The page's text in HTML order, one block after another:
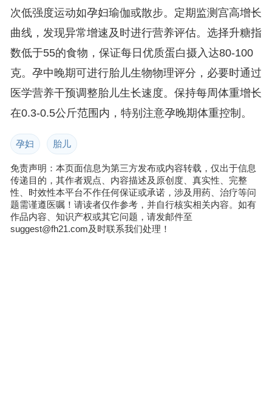
次低强度运动如孕妇瑜伽或散步。定期监测宫高增长
曲线，发现异常增速及时进行营养评估。选择升糖指
数低于55的食物，保证每日优质蛋白摄入达80-100
克。孕中晚期可进行胎儿生物物理评分，必要时通过
医学营养干预调整胎儿生长速度。保持每周体重增长
在0.3-0.5公斤范围内，特别注意孕晚期体重控制。
孕妇 胎儿
免责声明：本页面信息为第三方发布或内容转载，仅出于信息
传递目的，其作者观点、内容描述及原创度、真实性、完整
性、时效性本平台不作任何保证或承诺，涉及用药、治疗等问
题需谨遵医嘱！请读者仅作参考，并自行核实相关内容。如有
作品内容、知识产权或其它问题，请发邮件至
suggest@fh21.com及时联系我们处理！